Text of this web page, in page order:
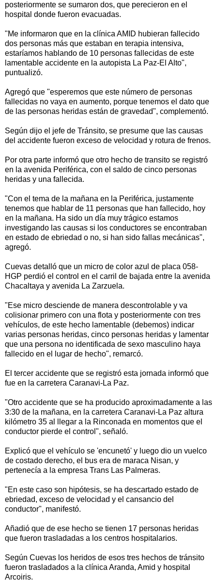
posteriormente se sumaron dos, que perecieron en el
hospital donde fueron evacuadas.
"Me informaron que en la clínica AMID hubieran fallecido
dos personas más que estaban en terapia intensiva,
estaríamos hablando de 10 personas fallecidas de este
lamentable accidente en la autopista La Paz-El Alto",
puntualizó.
Agregó que "esperemos que este número de personas
fallecidas no vaya en aumento, porque tenemos el dato que
de las personas heridas están de gravedad", complementó.
Según dijo el jefe de Tránsito, se presume que las causas
del accidente fueron exceso de velocidad y rotura de frenos.
Por otra parte informó que otro hecho de transito se registró
en la avenida Periférica, con el saldo de cinco personas
heridas y una fallecida.
"Con el tema de la mañana en la Periférica, justamente
tenemos que hablar de 11 personas que han fallecido, hoy
en la mañana. Ha sido un día muy trágico estamos
investigando las causas si los conductores se encontraban
en estado de ebriedad o no, si han sido fallas mecánicas",
agregó.
Cuevas detalló que un micro de color azul de placa 058-
HGP perdió el control en el carril de bajada entre la avenida
Chacaltaya y avenida La Zarzuela.
"Ese micro desciende de manera descontrolable y va
colisionar primero con una flota y posteriormente con tres
vehículos, de este hecho lamentable (debemos) indicar
varias personas heridas, cinco personas heridas y lamentar
que una persona no identificada de sexo masculino haya
fallecido en el lugar de hecho", remarcó.
El tercer accidente que se registró esta jornada informó que
fue en la carretera Caranavi-La Paz.
"Otro accidente que se ha producido aproximadamente a las
3:30 de la mañana, en la carretera Caranavi-La Paz altura
kilómetro 35 al llegar a la Rinconada en momentos que el
conductor pierde el control", señaló.
Explicó que el vehículo se 'encunetó' y luego dio un vuelco
de costado derecho, el bus era de maraca Nisan, y
pertenecía a la empresa Trans Las Palmeras.
"En este caso son hipótesis, se ha descartado estado de
ebriedad, exceso de velocidad y el cansancio del
conductor", manifestó.
Añadió que de ese hecho se tienen 17 personas heridas
que fueron trasladadas a los centros hospitalarios.
Según Cuevas los heridos de esos tres hechos de tránsito
fueron trasladados a la clínica Aranda, Amid y hospital
Arcoiris.